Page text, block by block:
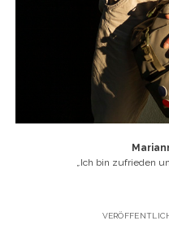
Ich bin zufrieden